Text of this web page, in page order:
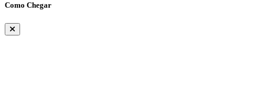
Como Chegar